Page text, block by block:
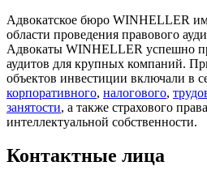
Адвокатское бюро WINHELLER
области проведения правового
Адвокаты WINHELLER успешно
аудитов для крупных компаний.
объектов инвестиции включали в
корпоративного, налогового,
занятости, а также страхового
интеллектуальной собственности.
Контактные лица